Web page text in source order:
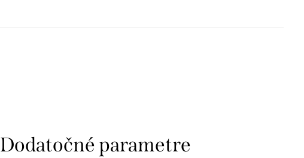
Dodatočné parametre